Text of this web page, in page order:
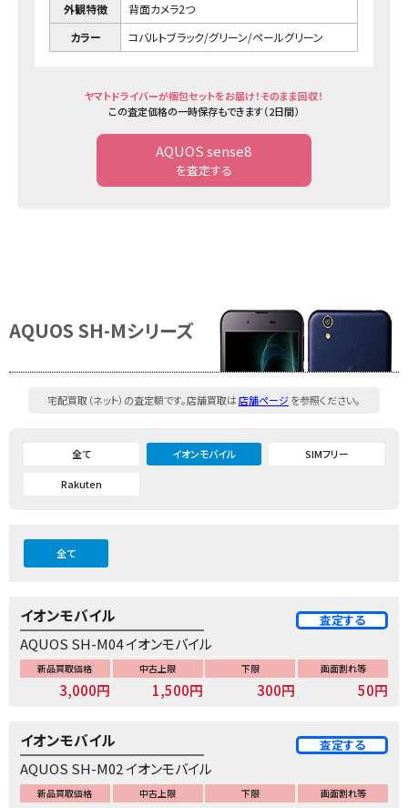
外観特徴
背面カメラ2つ
カラー
コバルトブラック/グリーン/ペールグリーン
ヤマトドライバーが梱包セットをお届け！そのまま回収！
この査定価格の一時保存もできます（2日間）
AQUOS sense8
を査定する
AQUOS SH-Mシリーズ
宅配買取（ネット）の査定額です。店舗買取は店舗ページを参照ください。
全て イオンモバイル SIMフリー
Rakuten
全て
AQUOS SH-M04 イオンモバイル
イオンモバイル 査定する
新品買取価格
3,000円
中古上限
1,500円
下限
300円
画面割れ等
50円
AQUOS SH-M02 イオンモバイル
イオンモバイル 査定する
新品買取価格 中古上限 下限 画面割れ等